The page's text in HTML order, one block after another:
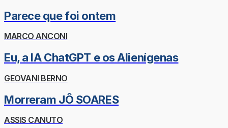
Parece que foi ontem
MARCO ANCONI
Eu, a IA ChatGPT e os Alienígenas
GEOVANI BERNO
Morreram JÔ SOARES
ASSIS CANUTO